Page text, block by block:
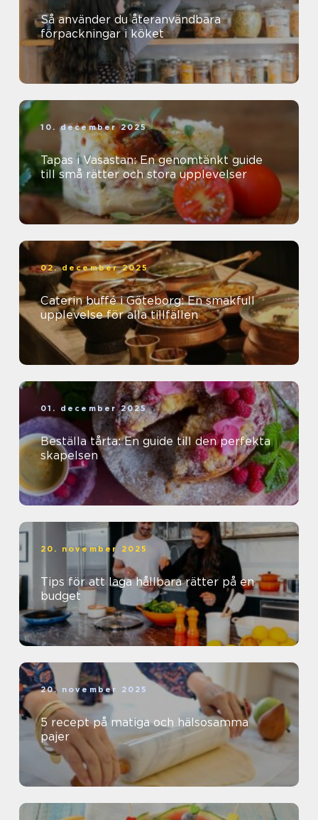
Så använder du återanvändbara
förpackningar i köket
10. december 2025
Tapas i Vasastan: En genomtänkt guide
till små rätter och stora upplevelser
02. december 2025
Caterin buffé i Göteborg: En smakfull
upplevelse för alla tillfällen
01. december 2025
Beställa tårta: En guide till den perfekta
skapelsen
20. november 2025
Tips för att laga hållbara rätter på en
budget
20. november 2025
5 recept på matiga och hälsosamma
pajer